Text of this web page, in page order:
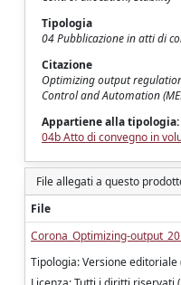
Tipologia
04 Pubblicazione in atti di
Citazione
Optimizing output
Control and Automation
Appartiene alla tipologia:
04b Atto di convegno in
File allegati a questo
File
Corona_Optimizing-
Tipologia: Versione